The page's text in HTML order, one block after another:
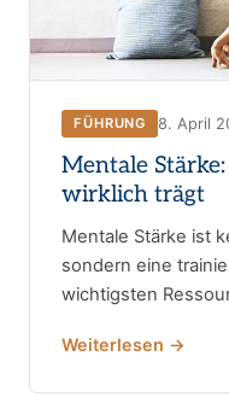
FÜHRUNG 8. April
Mentale
wirklich trägt
Mentale Stärke ist
sondern eine
wichtigsten
Weiterlesen →